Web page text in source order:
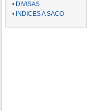
• DIVISAS
• INDICES A SACO